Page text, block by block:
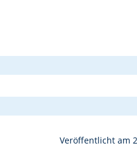
Saison in
Veröffentlicht am